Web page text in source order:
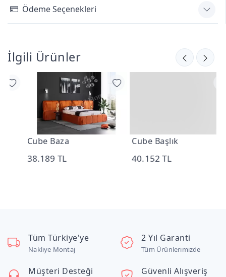
Ödeme Seçenekleri
İlgili Ürünler
Cube Baza
38.189 TL
Cube Başlık
40.152 TL
Tüm Türkiye'ye
Nakliye Montaj
2 Yıl Garanti
Tüm Ürünlerimizde
Müşteri Desteği Güvenli Alışveriş